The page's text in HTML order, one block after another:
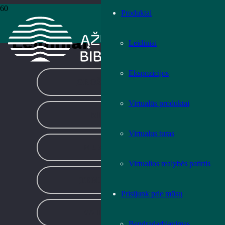
Produktai
Leidiniai
Ekspozicijos
Virtualūs produktai
Virtualus turas
Virtualios realybės patirtis
Prisijunk prie mūsų
Leidiniai